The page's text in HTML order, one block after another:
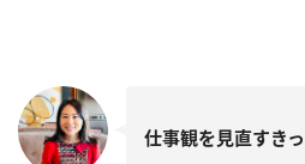
仕事観を見直すき